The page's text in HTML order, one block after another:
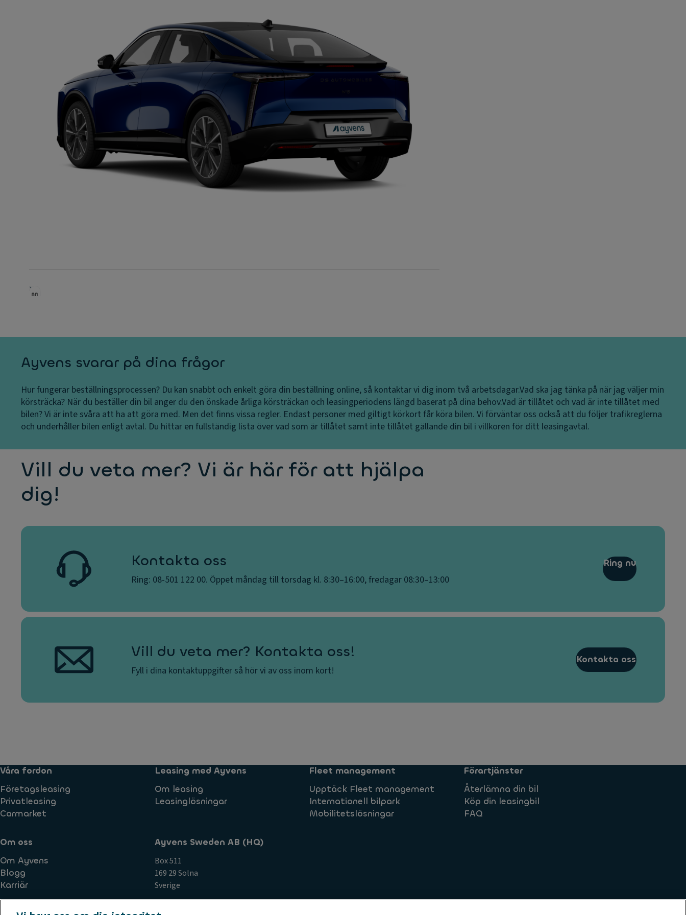
Ayvens svarar på dina frågor
Hur fungerar beställningsprocessen? Du kan snabbt och enkelt göra din beställning online, så kontaktar vi dig inom två arbetsdagar.Vad ska jag tänka på när jag väljer min
körsträcka? När du beställer din bil anger du den önskade årliga körsträckan och leasingperiodens längd baserat på dina behov.Vad är tillåtet och vad är inte tillåtet med
bilen?Vi är inte svåra att ha att göra med. Men det finns vissa regler. Endast personer med giltigt körkort får köra bilen. Vi förväntar oss också att du följer trafikreglerna
och underhåller bilen enligt avtal. Du hittar en fullständig lista över vad som är tillåtet samt inte tillåtet gällande din bil i villkoren för ditt leasingavtal.
Vill du veta mer? Vi är här för att hjälpa
dig!
Kontakta oss
Ring: 08-501 122 00. Öppet måndag till torsdag kl. 8:30–16:00, fredagar 08:30–13:00
Ring nu
Vill du veta mer? Kontakta oss!
Fyll i dina kontaktuppgifter så hör vi av oss inom kort!
Kontakta oss
Våra fordon
Företagsleasing
Privatleasing
Carmarket
Leasing med Ayvens
Om leasing
Leasinglösningar
Fleet management
Upptäck Fleet management
Internationell bilpark
Mobilitetslösningar
Förartjänster
Återlämna din bil
Köp din leasingbil
FAQ
Om oss
Om Ayvens
Blogg
Karriär
Ayvens Sweden AB (HQ)
Box 511
169 29 Solna
Sverige